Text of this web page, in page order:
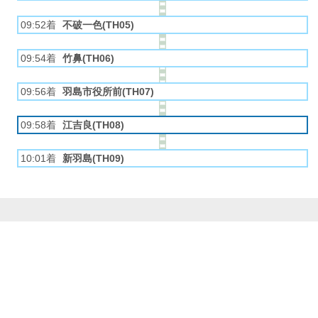
09:52着 不破一色(TH05)
09:54着 竹鼻(TH06)
09:56着 羽島市役所前(TH07)
09:58着 江吉良(TH08)
10:01着 新羽島(TH09)